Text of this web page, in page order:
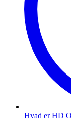
Hvad er HD